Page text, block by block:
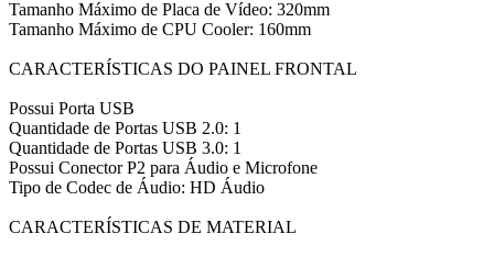
Tamanho Máximo de Placa de Vídeo: 320mm
Tamanho Máximo de CPU Cooler: 160mm
CARACTERÍSTICAS DO PAINEL FRONTAL
Possui Porta USB
Quantidade de Portas USB 2.0: 1
Quantidade de Portas USB 3.0: 1
Possui Conector P2 para Áudio e Microfone
Tipo de Codec de Áudio: HD Áudio
CARACTERÍSTICAS DE MATERIAL